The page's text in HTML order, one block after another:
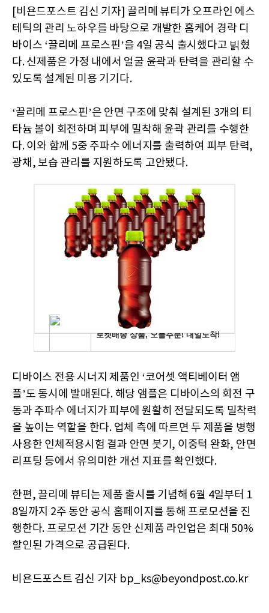
[비욘드포스트 김신 기자] 끌리메 뷰티가 오프라인 에스
테틱의 관리 노하우를 바탕으로 개발한 홈케어 경락 디
바이스 ‘끌리메 프로스핀’을 4일 공식 출시했다고 빍혔
다. 신제품은 가정 내에서 얼굴 윤곽과 탄력을 관리할 수
있도록 설계된 미용 기기다.
‘끌리메 프로스핀’은 안면 구조에 맞춰 설계된 3개의 티
타늄 볼이 회전하며 피부에 밀착해 윤곽 관리를 수행한
다. 이와 함께 5중 주파수 에너지를 출력하여 피부 탄력,
광채, 보습 관리를 지원하도록 고안됐다.
디바이스 전용 시너지 제품인 ‘코어셋 액티베이터 앰
플’도 동시에 발매된다. 해당 앰플은 디바이스의 회전 구
동과 주파수 에너지가 피부에 원활히 전달되도록 밀착력
을 높이는 역할을 한다. 업체 측에 따르면 두 제품을 병행
사용한 인체적용시험 결과 안면 붓기, 이중턱 완화, 안면
리프팅 등에서 유의미한 개선 지표를 확인했다.
한편, 끌리메 뷰티는 제품 출시를 기념해 6월 4일부터 1
8일까지 2주 동안 공식 홈페이지를 통해 프로모션을 진
행한다. 프로모션 기간 동안 신제품 라인업은 최대 50%
할인된 가격으로 공급된다.
비욘드포스트 김신 기자 bp_ks@beyondpost.co.kr